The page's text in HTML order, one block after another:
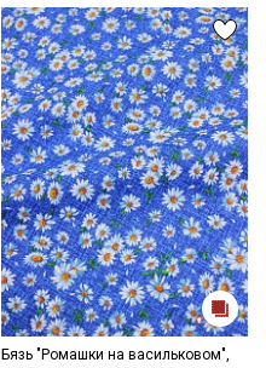
Бязь "Ромашки на васильковом",